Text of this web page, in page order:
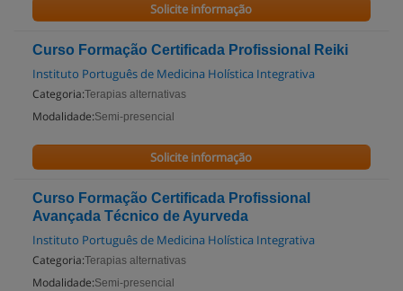
Solicite informação
Curso Formação Certificada Profissional Reiki
Instituto Português de Medicina Holística Integrativa
Categoria:Terapias alternativas
Modalidade:Semi-presencial
Solicite informação
Curso Formação Certificada Profissional
Avançada Técnico de Ayurveda
Instituto Português de Medicina Holística Integrativa
Categoria:Terapias alternativas
Modalidade:Semi-presencial